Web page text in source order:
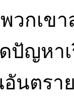
วกเข
ปัญหา
นตร